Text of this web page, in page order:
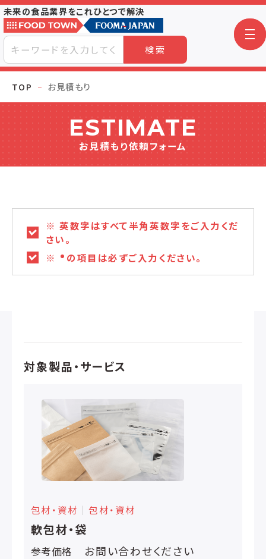
未来の食品業界をこれひとつで解決
検索
TOP お見積もり
ESTIMATE
お見積もり依頼フォーム
※ 英数字はすべて半角英数字をご入力くだ
さい。
※ の項目は必ずご入力ください。
対象製品・サービス
包材・資材 │包材・資材
軟包材・袋
参考価格 お問い合わせください